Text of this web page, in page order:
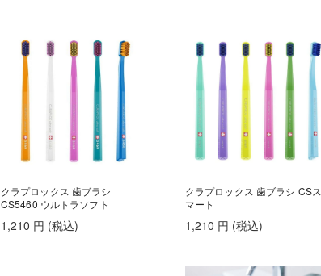
クラプロックス 歯ブラシ
CS5460 ウルトラソフト
1,210 円 (税込)
クラプロックス 歯ブラシ CSス
マート
1,210 円 (税込)